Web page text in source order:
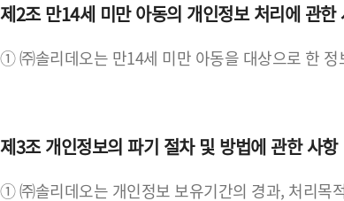
제2조 만14세 미만 아동의 개인정보 처리에 관한
① ㈜솔리데오는 만14세 미만 아동을 대상으로 한 정
제3조 개인정보의 파기 절차 및 방법에 관한 사항
① ㈜솔리데오는 개인정보 보유기간의 경과, 처리목